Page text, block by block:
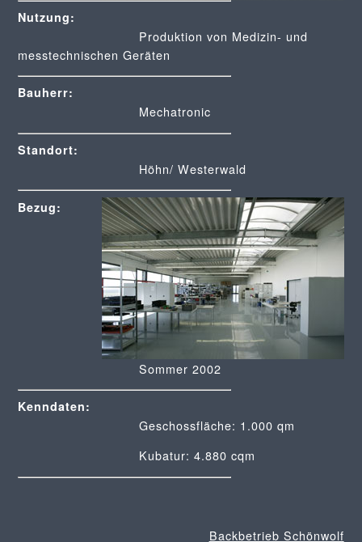
Nutzung:
Produktion von Medizin- und
messtechnischen Geräten
Bauherr:
Mechatronic
Standort:
Höhn/ Westerwald
Bezug:
Sommer 2002
Kenndaten:
Geschossfläche: 1.000 qm
Kubatur: 4.880 cqm
Backbetrieb Schönwolf